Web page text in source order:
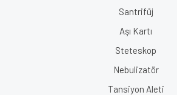
Santrifüj
Aşı Kartı
Steteskop
Nebulizatör
Tansiyon Aleti